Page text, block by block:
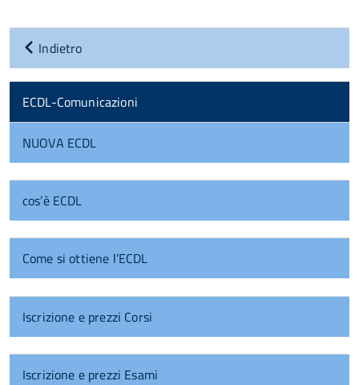
Indietro
ECDL-Comunicazioni
NUOVA ECDL
cos’è ECDL
Come si ottiene l’ECDL
Iscrizione e prezzi Corsi
Iscrizione e prezzi Esami